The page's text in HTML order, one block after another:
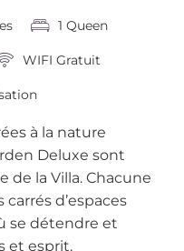
1 Queen
WIFI Gratuit
à la nature
Deluxe sont
de la Villa. Chacune
d’espaces
se détendre et
et esprit.